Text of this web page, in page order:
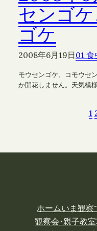
センゴ
ゴケ
2008年6月19日01 食
モウセンゴケ、コモウセ
か開花しません。天気模
1
ホームいま観察
観察会･親子教室